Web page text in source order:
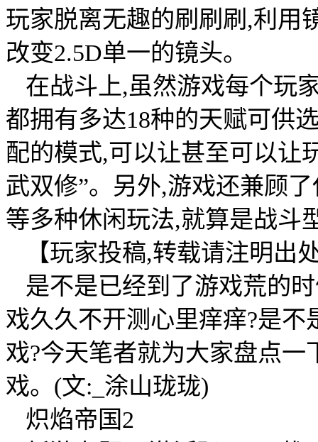
玩家脱离无趣的刷刷刷,利用
改变2.5D单一的镜头。
在战斗上,虽然游戏每个玩
都拥有多达18种的天赋可供
配的模式,可以让甚至可以让
武双修”。另外,游戏还兼顾
等多种休闲玩法,就算是战斗
【玩家投稿,转载请注明出
是不是已经到了游戏荒的
戏久久不开测心里痒痒?是
戏?今天笔者就为大家盘点一
戏。(文:_涂山珑珑)
炽焰帝国2